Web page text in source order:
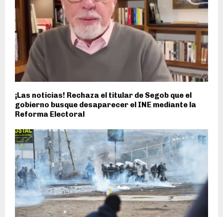
¡Las noticias! Rechaza el titular de Segob que el
gobierno busque desaparecer el INE mediante la
Reforma Electoral